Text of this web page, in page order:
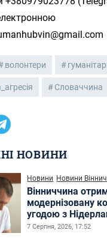
волонтери
Словаччина
НОВИНИ
Новини Новини
Вінниччина
модернізовану
угодою з
7 Серпня, 2026, 17:52